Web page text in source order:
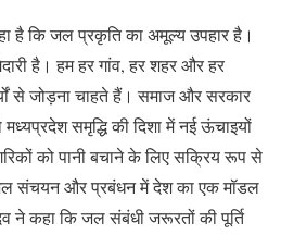
है कि जल प्रकृति का अमूल्य उपहार है।
है। हम हर गांव, हर शहर और हर
से जोड़ना चाहते हैं। समाज और सरकार
समृद्धि की दिशा में नई ऊंचाइयों
को पानी बचाने के लिए सक्रिय रूप से
संचयन और प्रबंधन में देश का एक मॉडल
ने कहा कि जल संबंधी जरूरतों की पूर्ति